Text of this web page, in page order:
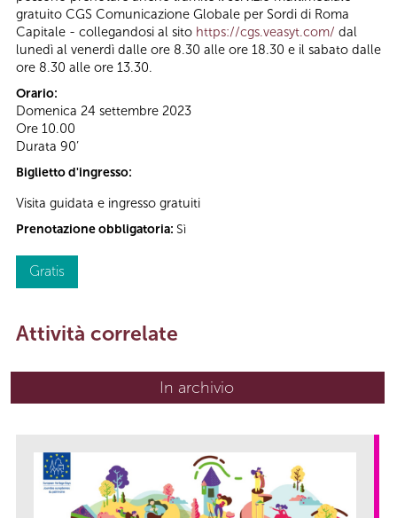
gratuito CGS Comunicazione Globale per Sordi di Roma
Capitale - collegandosi al sito https://cgs.veasyt.com/ dal
lunedì al venerdì dalle ore 8.30 alle ore 18.30 e il sabato dalle
ore 8.30 alle ore 13.30.
Orario:
Domenica 24 settembre 2023
Ore 10.00
Durata 90’
Biglietto d'ingresso:
Visita guidata e ingresso gratuiti
Prenotazione obbligatoria: Sì
Gratis
Attività correlate
In archivio